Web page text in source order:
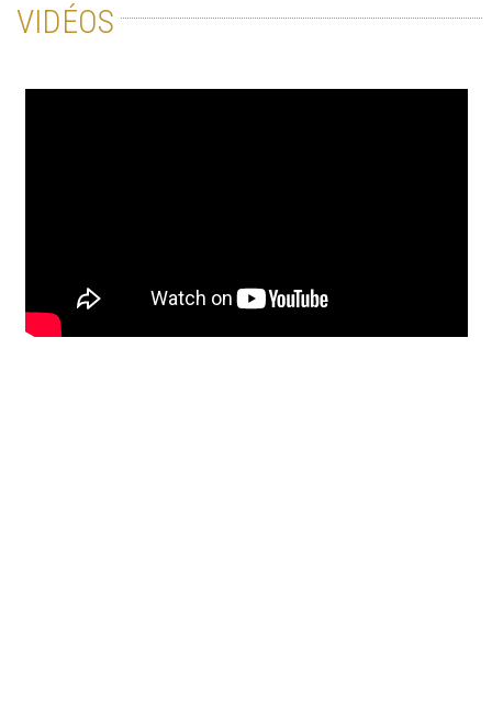
VIDÉOS